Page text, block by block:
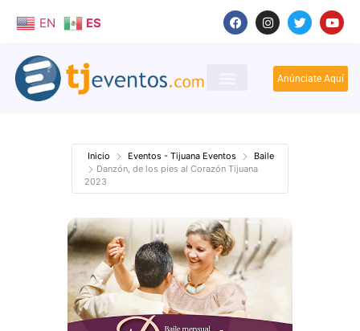
EN ES
Anúnciate Aquí
Inicio Eventos - Tijuana Eventos
Baile
Danzón, de los pies al Corazón Tijuana
2023